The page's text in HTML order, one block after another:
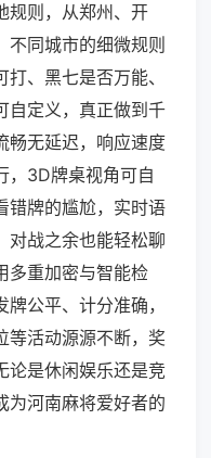
规则，从郑州、开
不同城市的细微规则
、黑七是否万能、
自定义，真正做到千
畅无延迟，响应速度
，3D牌桌视角可自
错牌的尴尬，实时语
对战之余也能轻松聊
多重加密与智能检
公平、计分准确，
等活动源源不断，奖
论是休闲娱乐还是竞
为河南麻将爱好者的